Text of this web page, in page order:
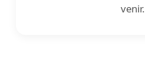
venir.